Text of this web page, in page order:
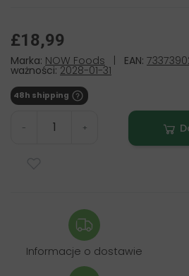
£18,99
Marka: NOW Foods EAN:
ważności: 2028-01-31
48h shipping
- +
Informacje o dostawie